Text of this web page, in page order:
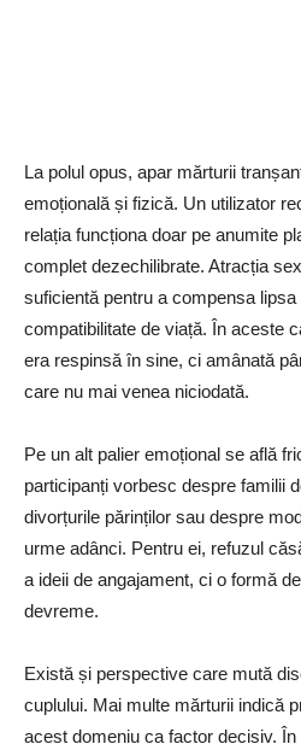
La polul opus, apar mărturii
emoțională și fizică. Un utilizator
relația funcționa doar pe anumite
complet dezechilibrate. Atracția
suficientă pentru a compensa
compatibilitate de viață. În aceste
era respinsă în sine, ci amânată
care nu mai venea niciodată.
Pe un alt palier emoțional se află
participanți vorbesc despre familii
divorțurile părinților sau despre
urme adânci. Pentru ei, refuzul
a ideii de angajament, ci o formă
devreme.
Există și perspective care mută
cuplului. Mai multe mărturii indică
acest domeniu ca factor decisiv.